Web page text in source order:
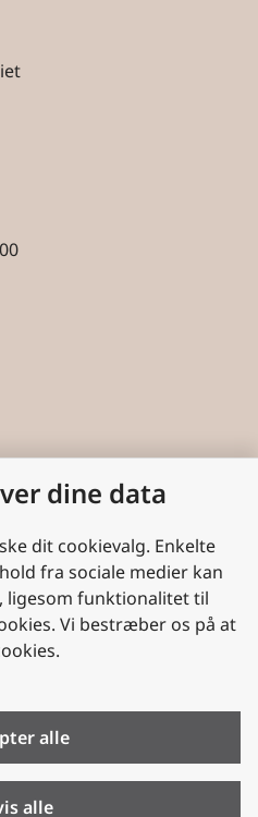
dine data
dit cookievalg. Enkelte
fra sociale medier kan
funktionalitet til
Vi bestræber os på at
alle
alle